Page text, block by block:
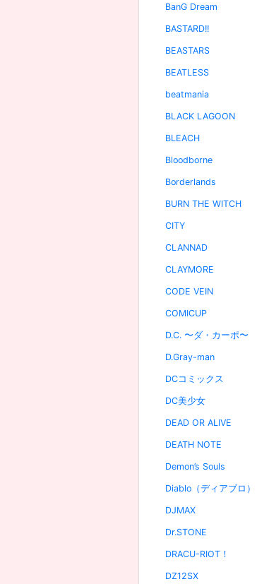
BanG Dream
BASTARD!!
BEASTARS
BEATLESS
beatmania
BLACK LAGOON
BLEACH
Bloodborne
Borderlands
BURN THE WITCH
CITY
CLANNAD
CLAYMORE
CODE VEIN
COMICUP
D.C. 〜ダ・カーポ〜
D.Gray-man
DCコミックス
DC美少女
DEAD OR ALIVE
DEATH NOTE
Demon’s Souls
Diablo（ディアブロ）
DJMAX
Dr.STONE
DRACU-RIOT！
DZ12SX